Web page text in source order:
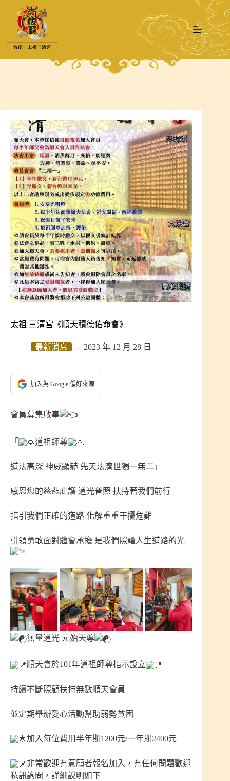
要
太祖 三清宮《順天積德佑命會》
最新消息 2023 年 12 月 28 日
加入為 Google 偏好來源
會員募集啟事
「 道祖師尊
道法高深 神威顯赫 先天法濟世獨一無二」
感恩您的慈悲庇護 道光普照 扶持著我們前行
指引我們正確的道路 化解重重干擾危難
引領勇敢面對體會承擔 是我們照耀人生道路的光
無量道光 元始天尊
順天會於101年道祖師尊指示設立
持續不斷照顧扶持無數順天會員
並定期舉辦愛心活動幫助弱勢貧困
加入每位費用半年期1200元/一年期2400元
非常歡迎有意願者報名加入，有任何問題歡迎
私訊詢問，詳細說明如下